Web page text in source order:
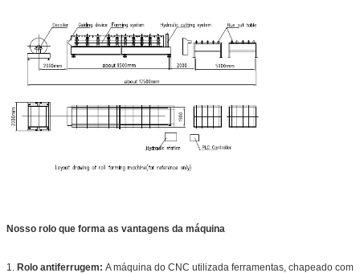
Nosso rolo que forma as vantagens da máquina
1. Rolo antiferrugem: A máquina do CNC utilizada ferramentas, chapeado com